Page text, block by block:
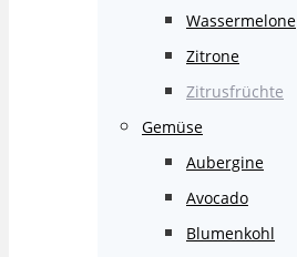
Wassermelone
Zitrone
Zitrusfrüchte
Gemüse
Aubergine
Avocado
Blumenkohl